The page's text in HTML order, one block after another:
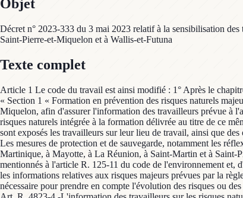
Objet
Décret n° 2023-333 du 3 mai 2023 relatif à la sensibilisation
Saint-Pierre-et-Miquelon et à Wallis-et-Futuna
Texte complet
Article 1 Le code du travail est ainsi modifié : 1° Après le
« Section 1 « Formation en prévention des risques naturels
Miquelon, afin d'assurer l'information des travailleurs prévue à
risques naturels intégrée à la formation délivrée au titre de ce
sont exposés les travailleurs sur leur lieu de travail, ainsi que
Les mesures de protection et de sauvegarde, notamment les
Martinique, à Mayotte, à La Réunion, à Saint-Martin et à Saint-
mentionnés à l'article R. 125-11 du code de l'environnement et,
les informations relatives aux risques majeurs prévues par la
nécessaire pour prendre en compte l'évolution des risques ou